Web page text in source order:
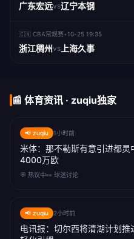
广东宏远vs辽宁本钢
🇨🇳 CBA常规赛•10-25 19:35
浙江稠州vs 上海久事
📰 体育资讯 · zuqiu独家
📢 zuqiu 1小时前
米体：那不勒斯有意引进都灵
4000万欧
💬 热议中👀 球迷讨论
📢 zuqiu 2小时前
电讯报：切尔西将清湖计划